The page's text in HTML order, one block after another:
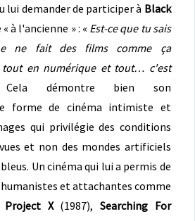
lui demander de participer à Black
à l'ancienne » : « Est-ce que tu sais
ne fait des films comme ça
tout en numérique et tout… c'est
démontre bien son
forme de cinéma intimiste et
qui privilégie des conditions
et non des mondes artificiels
Un cinéma qui lui a permis de
et attachantes comme
Project X(1987),Searching For